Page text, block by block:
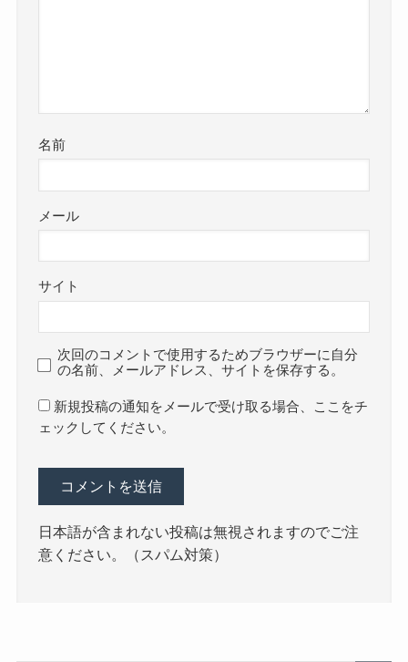
名前
メール
サイト
次回のコメントで使用するためブラウザーに自分
の名前、メールアドレス、サイトを保存する。
新規投稿の通知をメールで受け取る場合、ここをチ
ェックしてください。
日本語が含まれない投稿は無視されますのでご注
意ください。（スパム対策）